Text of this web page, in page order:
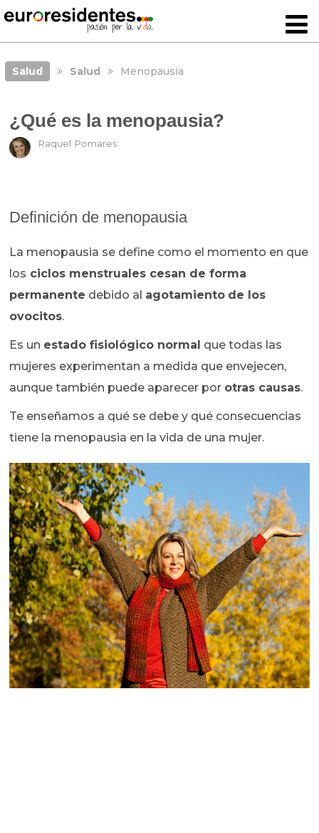
Salud Salud Menopausia
¿Qué es la menopausia?
Raquel Pomares
Definición de menopausia
La menopausia se define como el momento en que
los ciclos menstruales cesan de forma
permanente debido al agotamiento de los
ovocitos.
Es un estado fisiológico normal que todas las
mujeres experimentan a medida que envejecen,
aunque también puede aparecer por otras causas.
Te enseñamos a qué se debe y qué consecuencias
tiene la menopausia en la vida de una mujer.